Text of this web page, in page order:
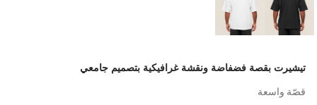
تيشيرت بقصة فضفاضة ونقشة غرافيكية بتصميم جامعي
قصّة واسعة